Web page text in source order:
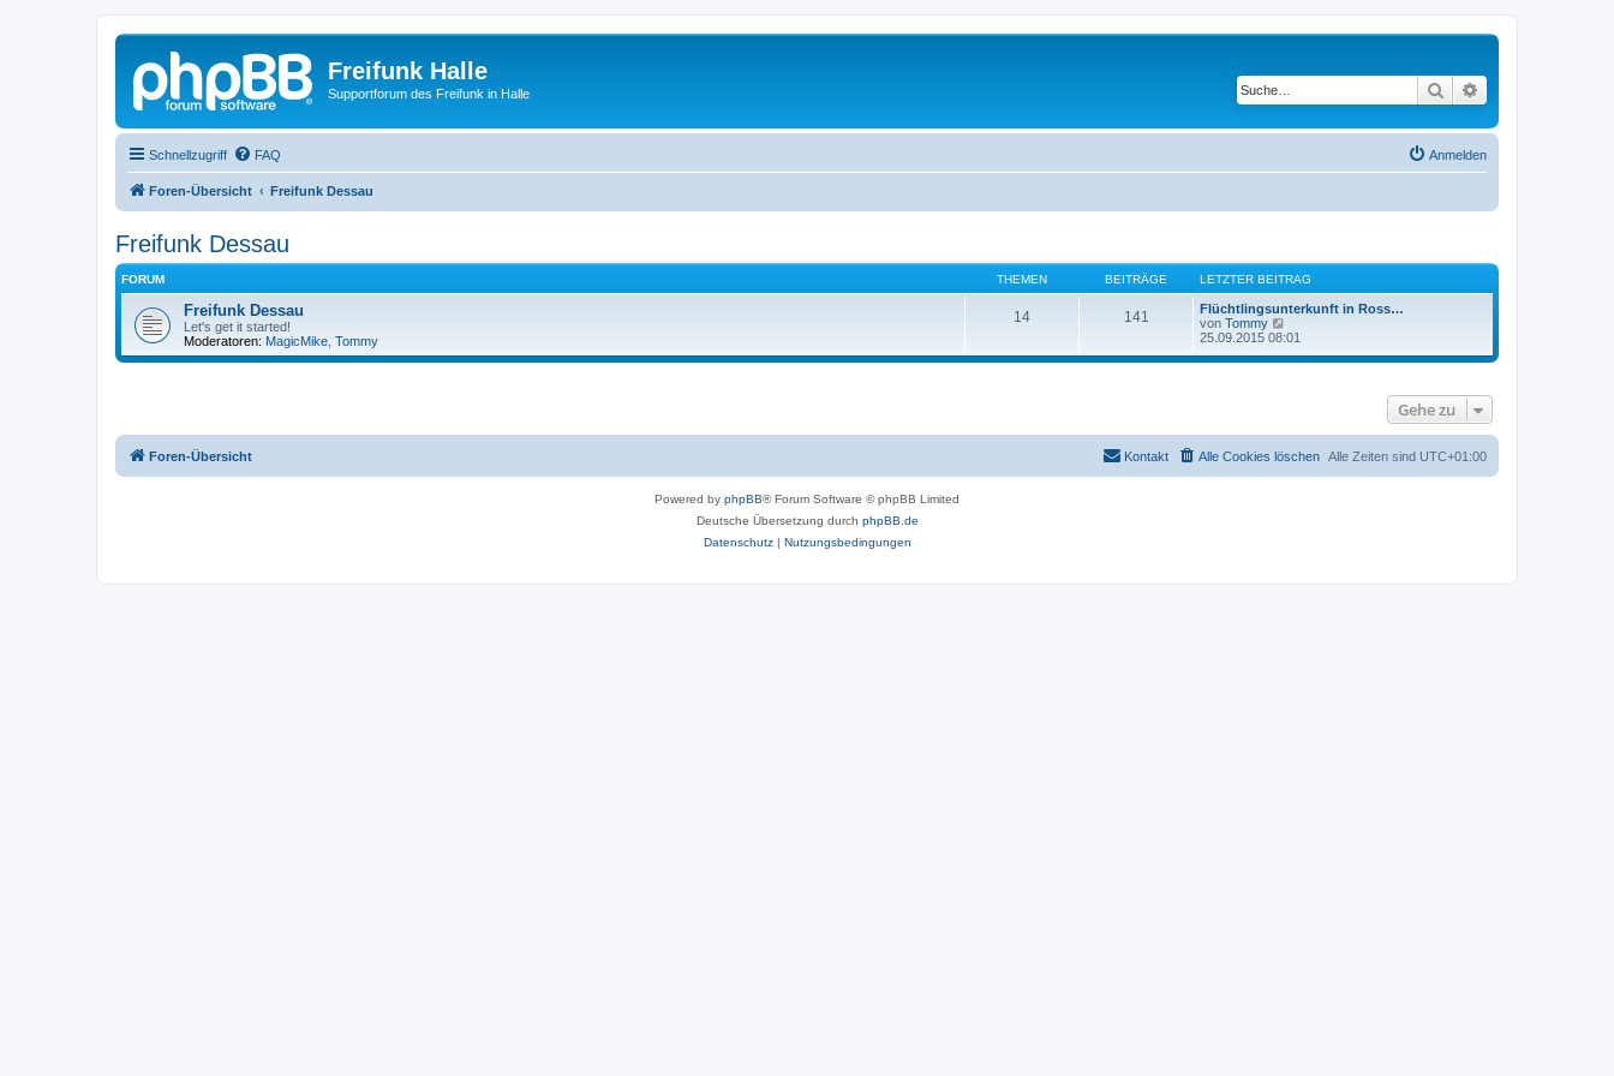
Freifunk Halle
Supportforum des Freifunk in Halle Suche
Schnellzugriff FAQ Anmelden
Foren-Übersicht Freifunk Dessau
Freifunk Dessau
FORUM THEMEN BEITRÄGE LETZTER BEITRAG
Freifunk Dessau
Let's get it started!
Moderatoren: MagicMike Tommy
14 141
Flüchtlingsunterkunft in Ross…
von Tommy
e
e
B
e
i
t
25.09.2015 08:01
Gehe zu
Foren-Übersicht Alle Zeiten sind UTC+01:00
Alle Cookies löschen
Kontakt
Powered by phpBB® Forum Software © phpBB Limited
Deutsche Übersetzung durch phpBB.de
Datenschutz| Nutzungsbedingungen